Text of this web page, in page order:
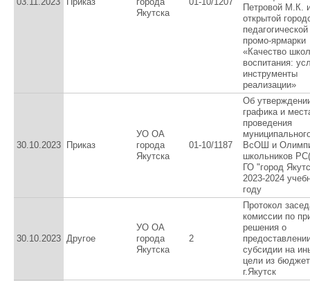
Якутска
Петровой М.К.
открытой
педагогической
промо-ярмарки
«Качество
воспитания:
инструменты
реализации»
30.10.2023 Приказ
УО ОА
города
Якутска
01-10/1187
Об
графика и
проведения
ВсОШ и
школьников
ГО "город
2023-2024
году
30.10.2023 Другое
УО ОА
города
Якутска
2
Протокол
комиссии по
решения о
субсидии на
цели из
г.Якутск